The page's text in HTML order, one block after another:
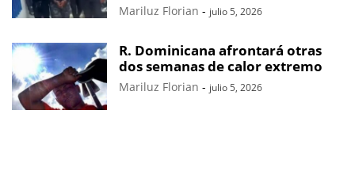
Mariluz Florian - julio 5, 2026
R. Dominicana afrontará otras
dos semanas de calor extremo
Mariluz Florian - julio 5, 2026